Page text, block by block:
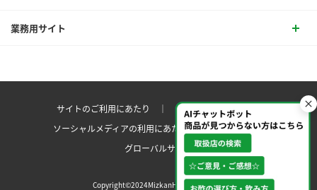
業務用サイト
サイトのご利用にあたり ｜プライバシーポリシー
ソーシャルメディアの利用にあたりサイトマップ ｜
グローバルサイト
Copyright©2024MizkanHoldingsCo.Ltd.